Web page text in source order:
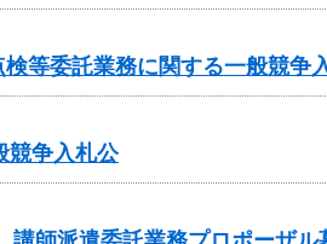
等委託業務に関する一般競争
競争入札公